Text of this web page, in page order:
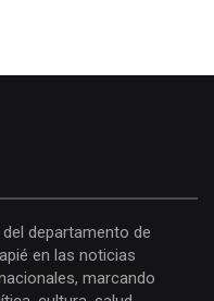
departamento de
en las noticias
marcando